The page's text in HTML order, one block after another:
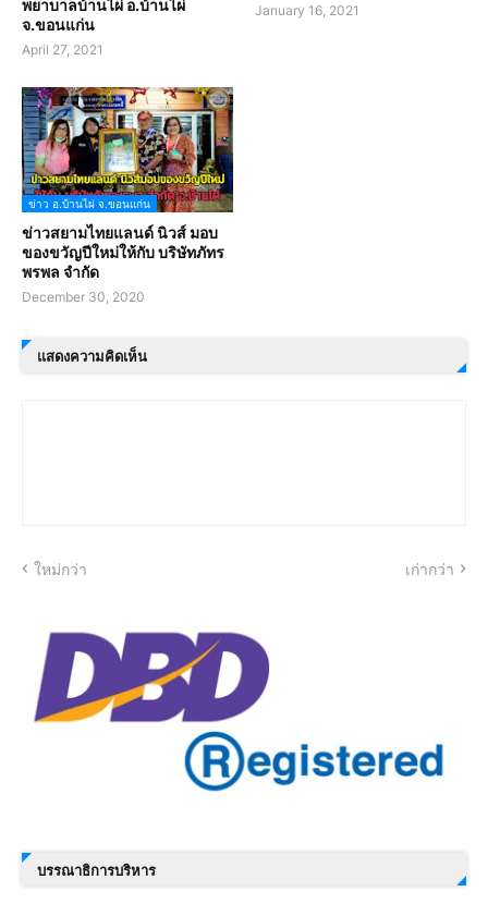
พยาบาลบ้านไผ่ อ.บ้านไผ่
จ.ขอนแก่น
April 27, 2021
January 16, 2021
ข่าว อ.บ้านไผ่ จ.ขอนแก่น
ข่าวสยามไทยแลนด์ นิวส์ มอบ
ของขวัญปีใหม่ให้กับ บริษัทภัทร
พรพล จำกัด
December 30, 2020
แสดงความคิดเห็น
ใหม่กว่า เก่ากว่า
บรรณาธิการบริหาร